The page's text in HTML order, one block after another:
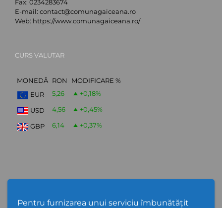
Pentru furnizarea unui serviciu îmbunătățit
Fax: 0234283674
E-mail: contact@comunagaiceana.ro
Web: https://www.comunagaiceana.ro/
CURS VALUTAR
MONEDĂ RON
MODIFICARE %
EUR
5,26 +0,18%
USD 4,56 +0,45%
GBP 6,14 +0,37%